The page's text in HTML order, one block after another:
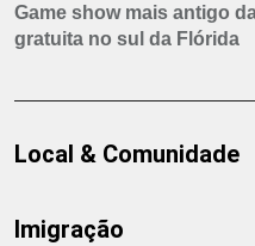
Game show mais antigo
gratuita no sul da Flórida
Local & Comunidade
Imigração